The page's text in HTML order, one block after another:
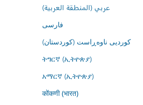
عربي (المنطقة العربية)
فارسى
کوردیی ناوەڕاست (کوردستان)
ትግርኛ (ኢትዮጵያ)
አማርኛ (ኢትዮጵያ)
कोंकणी (भारत)